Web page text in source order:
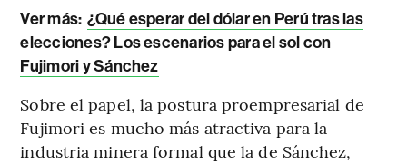
Ver más: ¿Qué esperar del dólar en Perú tras las
elecciones? Los escenarios para el sol con
Fujimori y Sánchez
Sobre el papel, la postura proempresarial de
Fujimori es mucho más atractiva para la
industria minera formal que la de Sánchez,